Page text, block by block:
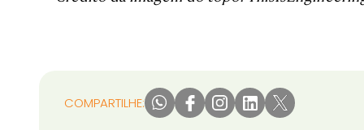
COMPARTILHE: